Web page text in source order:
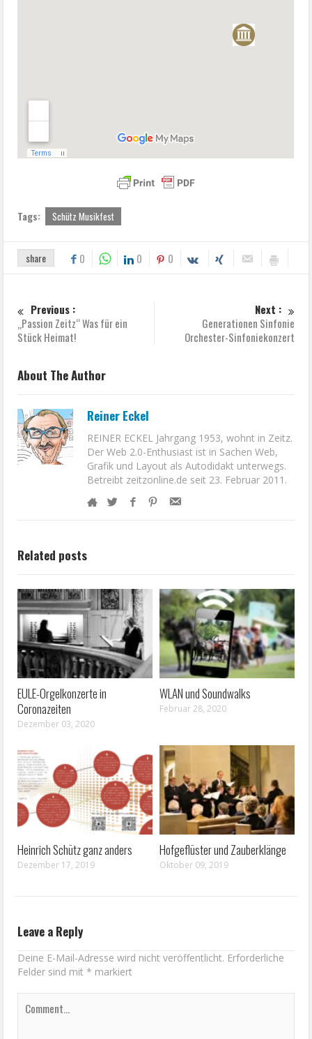
Tags: Schütz Musikfest
share 0 0 0
Previous :
„Passion Zeitz“ Was für ein
Stück Heimat!
Next :
Generationen Sinfonie
Orchester-Sinfoniekonzert
About The Author
Reiner Eckel
REINER ECKEL Jahrgang 1953, wohnt in Zeitz.
Der Web 2.0-Enthusiast ist in Sachen Web,
Grafik und Layout als Autodidakt unterwegs.
Betreibt zeitzonline.de seit 23. Februar 2011.
Related posts
EULE-Orgelkonzerte in
Coronazeiten
Dezember 03, 2020
WLAN und Soundwalks
Februar 28, 2020
Heinrich Schütz ganz anders
Dezember 17, 2019
Hofgeflüster und Zauberklänge
Oktober 09, 2019
Leave a Reply
Deine E-Mail-Adresse wird nicht veröffentlicht. Erforderliche
Felder sind mit* markiert